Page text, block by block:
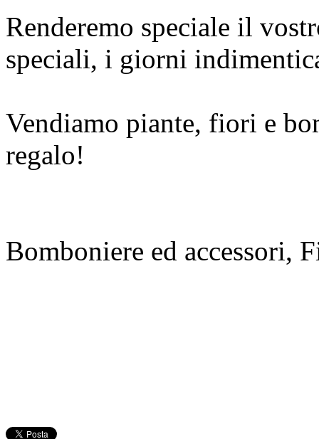
Renderemo speciale il
speciali, i giorni
Vendiamo piante, fiori e
regalo!
Bomboniere ed accessori,